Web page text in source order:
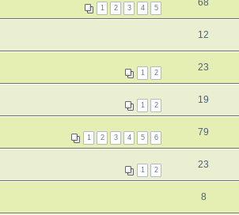
1 2 3 4 5 68
12
1 2 23
1 2 19
1 2 3 4 5 6 79
1 2 23
8